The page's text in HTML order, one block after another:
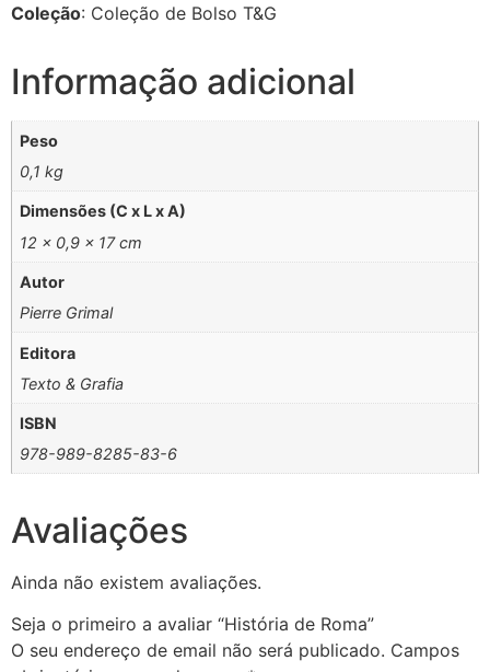
Coleção: Coleção de Bolso T&G
Informação adicional
Peso
0,1 kg
Dimensões (C x L x A)
12 × 0,9 × 17 cm
Autor
Pierre Grimal
Editora
Texto & Grafia
ISBN
978-989-8285-83-6
Avaliações
Ainda não existem avaliações.
Seja o primeiro a avaliar “História de Roma”
O seu endereço de email não será publicado. Campos